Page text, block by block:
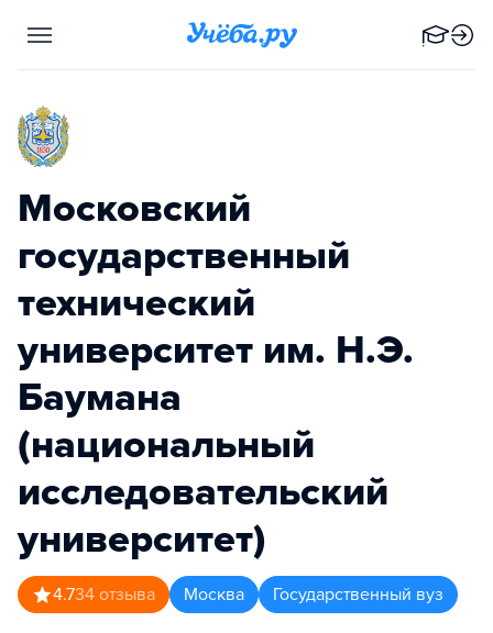
Московский
государственный
технический
университет им. Н.Э.
Баумана
(национальный
исследовательский
университет)
4.734 отзыва Москва Государственный вуз